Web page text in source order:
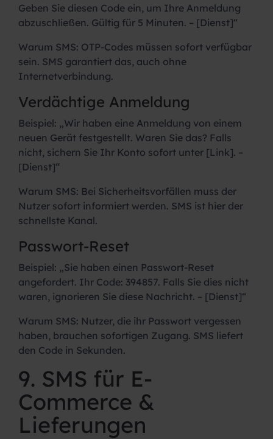
Geben Sie diesen Code ein, um Ihre Anmeldung
abzuschließen. Gültig für 5 Minuten. – [Dienst]“
Warum SMS: OTP-Codes müssen sofort verfügbar
sein. SMS garantiert das, auch ohne
Internetverbindung.
Verdächtige Anmeldung
Beispiel: „Wir haben eine Anmeldung von einem
neuen Gerät festgestellt. Waren Sie das? Falls
nicht, sichern Sie Ihr Konto sofort unter [Link]. –
[Dienst]“
Warum SMS: Bei Sicherheitsvorfällen muss der
Nutzer sofort informiert werden. SMS ist hier der
schnellste Kanal.
Passwort-Reset
Beispiel: „Sie haben einen Passwort-Reset
angefordert. Ihr Code: 394857. Falls Sie dies nicht
waren, ignorieren Sie diese Nachricht. – [Dienst]“
Warum SMS: Nutzer, die ihr Passwort vergessen
haben, brauchen sofortigen Zugang. SMS liefert
den Code in Sekunden.
9. SMS für E-
Commerce &
Lieferungen